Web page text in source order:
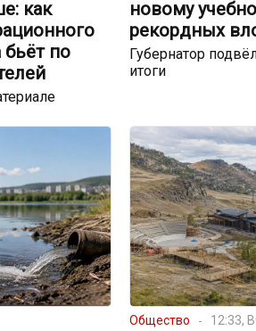
как
бьёт по
новому
рекордных
Губернатор
итоги
Общество 12:33,